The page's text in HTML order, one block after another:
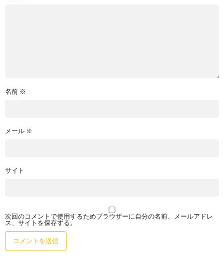
名前 ※
メール ※
サイト
次回のコメントで使用するためブラウザーに自分の名前、メールアドレ
ス、サイトを保存する。